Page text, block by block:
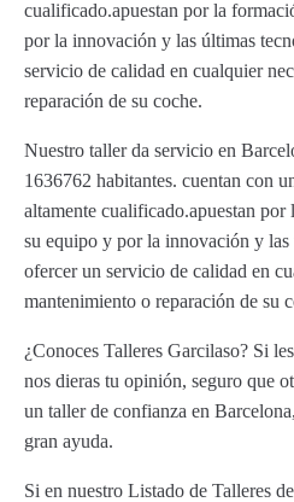
cualificado.apuestan por la
por la innovación y las últimas
servicio de calidad en cualquier
reparación de su coche.
Nuestro taller da servicio en
1636762 habitantes. cuentan con
altamente cualificado.apuestan
su equipo y por la innovación y las
ofercer un servicio de calidad en
mantenimiento o reparación de su
¿Conoces Talleres Garcilaso? Si
nos dieras tu opinión, seguro que
un taller de confianza en
gran ayuda.
Si en nuestro Listado de Talleres